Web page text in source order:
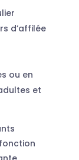
d’affilée
ou en
et